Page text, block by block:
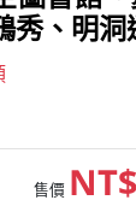
秀、明洞
售價